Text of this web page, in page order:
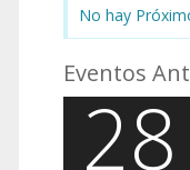
No hay
Eventos
28